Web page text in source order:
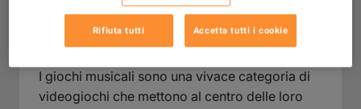
musica plasma l'esperienza di gioco.
Cosa sono i giochi musicali?
I giochi musicali sono una vivace categoria di
videogiochi che mettono al centro delle loro
Rifiuta tutti Accetta tutti i cookie